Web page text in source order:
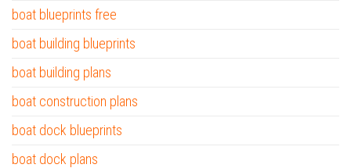
boat blueprints free
boat building blueprints
boat building plans
boat construction plans
boat dock blueprints
boat dock plans